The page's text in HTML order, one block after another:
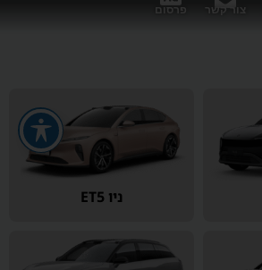
צור קשר פרסום
ניו ET5